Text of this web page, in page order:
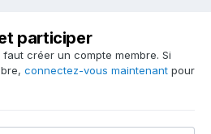
participer
créer un compte membre. Si
connectez-vous maintenant pour